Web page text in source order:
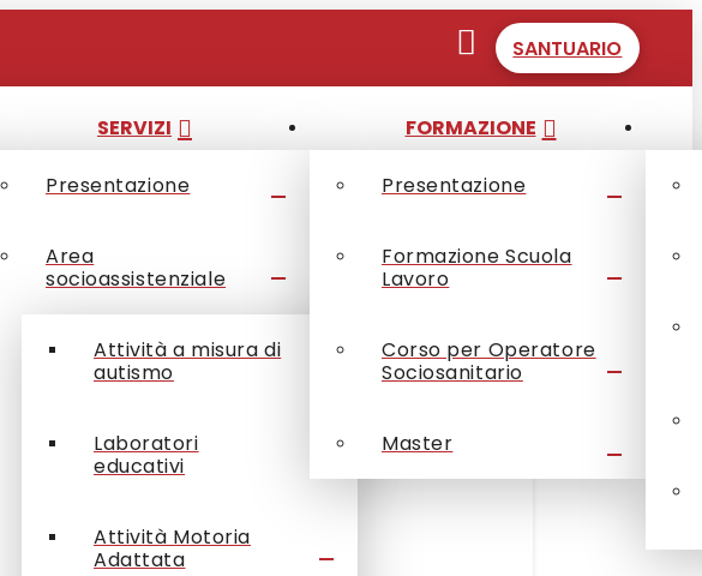
SANTUARIO
SERVIZI
Presentazione
Area
socioassistenziale
Attività a misura di
autismo
Laboratori
educativi
Attività Motoria
Adattata
FORMAZIONE
Presentazione
Formazione Scuola
Lavoro
Corso per Operatore
Sociosanitario
Master